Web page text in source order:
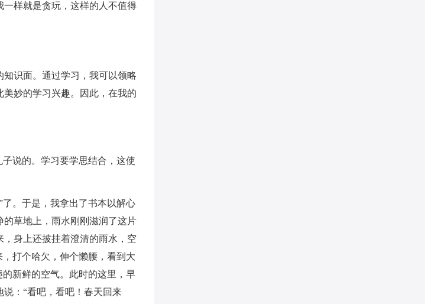
样就是贪玩，这样的人不值得
识面。通过学习，我可以领略
妙的学习兴趣。因此，在我的
说的。学习要学思结合，这使
。于是，我拿出了书本以解心
草地上，雨水刚刚滋润了这片
身上还披挂着澄清的雨水，空
打个哈欠，伸个懒腰，看到大
新鲜的空气。此时的这里，早
：“看吧，看吧！春天回来